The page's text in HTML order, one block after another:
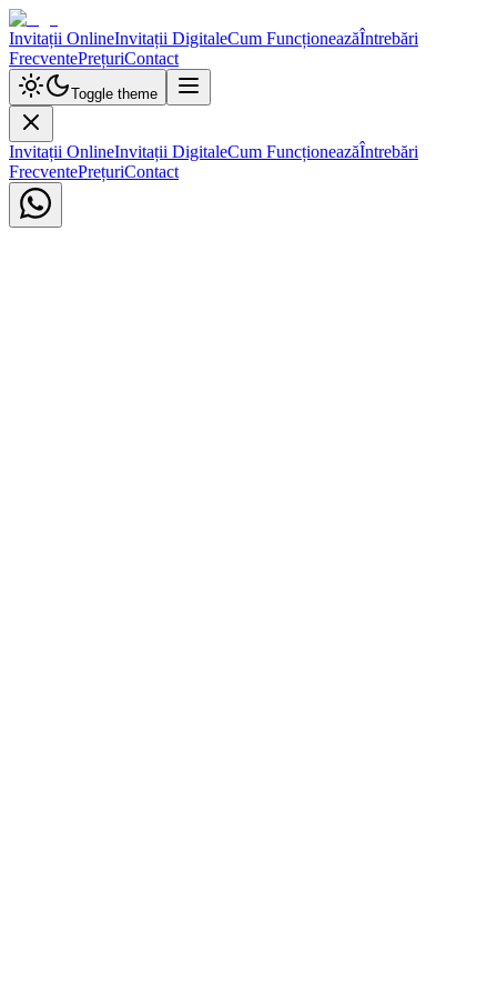
Invitații OnlineInvitații DigitaleCum FuncționeazăÎntrebări
FrecventePrețuriContact
Toggle theme
Invitații OnlineInvitații DigitaleCum FuncționeazăÎntrebări
FrecventePrețuriContact